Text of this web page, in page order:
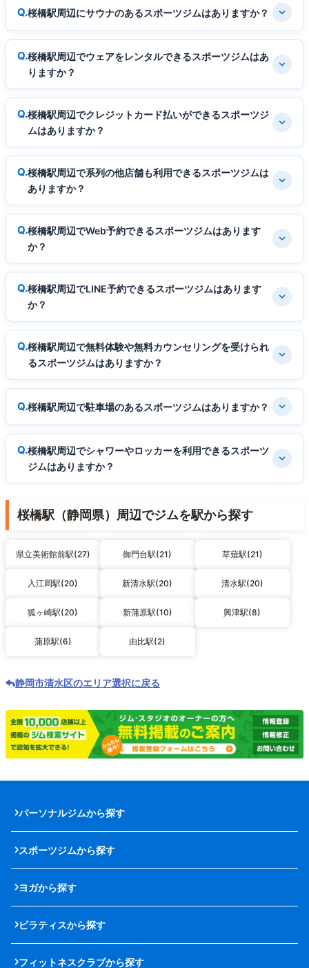
桜橋駅周辺にサウナのあるスポーツジムはありますか？
桜橋駅周辺でウェアをレンタルできるスポーツジムはあ
りますか？
桜橋駅周辺でクレジットカード払いができるスポーツジ
ムはありますか？
桜橋駅周辺で系列の他店舗も利用できるスポーツジムは
ありますか？
桜橋駅周辺でWeb予約できるスポーツジムはあります
か？
桜橋駅周辺でLINE予約できるスポーツジムはあります
か？
桜橋駅周辺で無料体験や無料カウンセリングを受けられ
るスポーツジムはありますか？
桜橋駅周辺で駐車場のあるスポーツジムはありますか？
桜橋駅周辺でシャワーやロッカーを利用できるスポーツ
ジムはありますか？
桜橋駅（静岡県）周辺でジムを駅から探す
県立美術館前駅(27) 御門台駅(21) 草薙駅(21)
入江岡駅(20) 新清水駅(20) 清水駅(20)
狐ヶ崎駅(20) 新蒲原駅(10) 興津駅(8)
蒲原駅(6) 由比駅(2)
静岡市清水区のエリア選択に戻る
パーソナルジムから探す
スポーツジムから探す
ヨガから探す
ピラティスから探す
フィットネスクラブから探す